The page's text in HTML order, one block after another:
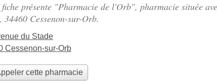
fiche présente "Pharmacie de l'Orb", pharmacie située
, 34460 Cessenon-sur-Orb.
du Stade
Cessenon-sur-Orb
cette pharmacie